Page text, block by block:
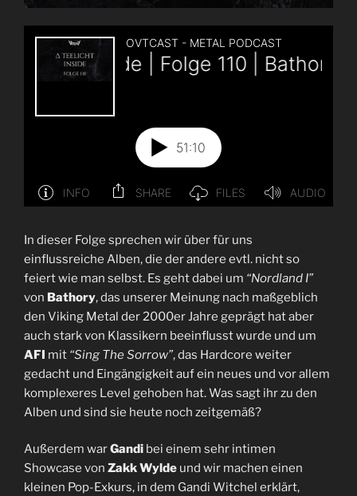
In dieser Folge sprechen wir über für uns
einflussreiche Alben, die der andere evtl. nicht so
feiert wie man selbst. Es geht dabei um “Nordland I”
von Bathory, das unserer Meinung nach maßgeblich
den Viking Metal der 2000er Jahre geprägt hat aber
auch stark von Klassikern beeinflusst wurde und um
AFI mit “Sing The Sorrow”, das Hardcore weiter
gedacht und Eingängigkeit auf ein neues und vor allem
komplexeres Level gehoben hat. Was sagt ihr zu den
Alben und sind sie heute noch zeitgemäß?
Außerdem warGandi bei einem sehr intimen
Showcase von Zakk Wylde und wir machen einen
kleinen Pop-Exkurs, in dem Gandi Witchel erklärt,